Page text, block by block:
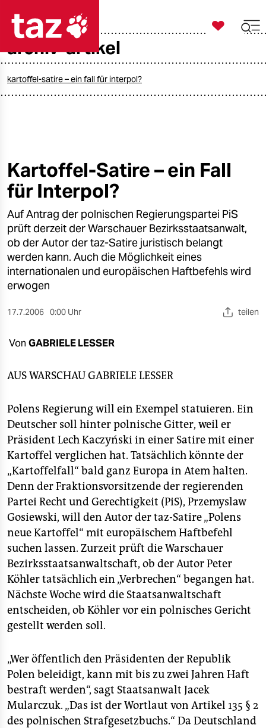
taz zahl ich
öko
gesellschaft
kultur
sport
berlin
nord
verlag
verlag
shop
fragen & hilfe
unterstützen
abo
genossenschaft
epaper login

taz zahl ich
archiv-artikel
kartoffel-satire – ein fall für interpol?
Kartoffel-Satire – ein Fall
für Interpol?
Auf Antrag der polnischen Regierungspartei PiS
prüft derzeit der Warschauer Bezirksstaatsanwalt,
ob der Autor der taz-Satire juristisch belangt
werden kann. Auch die Möglichkeit eines
internationalen und europäischen Haftbefehls wird
erwogen
17.7.2006 0:00 Uhr teilen
Von GABRIELE LESSER
AUS WARSCHAUGABRIELE LESSER
Polens Regierung will ein Exempel statuieren. Ein
Deutscher soll hinter polnische Gitter, weil er
Präsident Lech Kaczyński in einer Satire mit einer
Kartoffel verglichen hat. Tatsächlich könnte der
„Kartoffelfall“ bald ganz Europa in Atem halten.
Denn der Fraktionsvorsitzende der regierenden
Partei Recht und Gerechtigkeit (PiS), Przemyslaw
Gosiewski, will den Autor der taz-Satire „Polens
neue Kartoffel“ mit europäischem Haftbefehl
suchen lassen. Zurzeit prüft die Warschauer
Bezirksstaatsanwaltschaft, ob der Autor Peter
Köhler tatsächlich ein „Verbrechen“ begangen hat.
Nächste Woche wird die Staatsanwaltschaft
entscheiden, ob Köhler vor ein polnisches Gericht
gestellt werden soll.
„Wer öffentlich den Präsidenten der Republik
Polen beleidigt, kann mit bis zu zwei Jahren Haft
bestraft werden“, sagt Staatsanwalt Jacek
Mularczuk. „Das ist der Wortlaut von Artikel 135 § 2
des polnischen Strafgesetzbuchs.“ Da Deutschland